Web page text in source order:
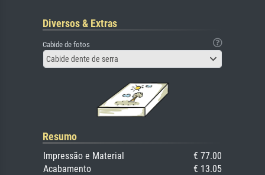
Diversos & Extras
Cabide de fotos
Cabide dente de serra
Resumo
Impressão e Material
€ 77.00
Acabamento
€ 13.05